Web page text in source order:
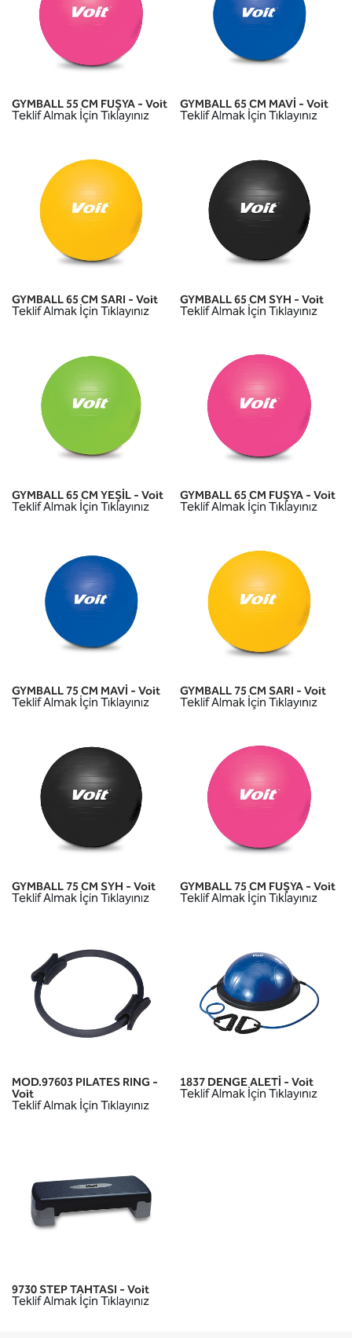
GYMBALL 55 CM FUŞYA - Voit
Teklif Almak İçin Tıklayınız
GYMBALL 65 CM MAVİ - Voit
Teklif Almak İçin Tıklayınız
GYMBALL 65 CM SARI - Voit
Teklif Almak İçin Tıklayınız
GYMBALL 65 CM SYH - Voit
Teklif Almak İçin Tıklayınız
GYMBALL 65 CM YEŞİL - Voit
Teklif Almak İçin Tıklayınız
GYMBALL 65 CM FUŞYA - Voit
Teklif Almak İçin Tıklayınız
GYMBALL 75 CM MAVİ - Voit
Teklif Almak İçin Tıklayınız
GYMBALL 75 CM SARI - Voit
Teklif Almak İçin Tıklayınız
GYMBALL 75 CM SYH - Voit
Teklif Almak İçin Tıklayınız
GYMBALL 75 CM FUŞYA - Voit
Teklif Almak İçin Tıklayınız
MOD.97603 PILATES RING -
Voit
Teklif Almak İçin Tıklayınız
1837 DENGE ALETİ - Voit
Teklif Almak İçin Tıklayınız
9730 STEP TAHTASI - Voit
Teklif Almak İçin Tıklayınız